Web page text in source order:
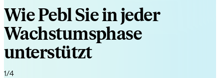
Wie Pebl Sie in jeder
Wachstumsphase
unterstützt
1/4